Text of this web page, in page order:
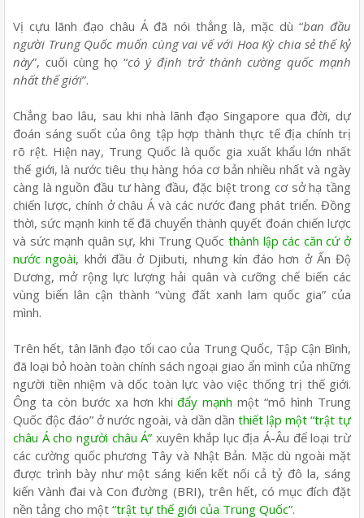
Vị cựu lãnh đạo châu Á đã nói thẳng là, mặc dù “ban đầu
người Trung Quốc muốn cùng vai vế với Hoa Kỳ chia sẻ thế kỷ
này”, cuối cùng họ “có ý định trở thành cường quốc mạnh
nhất thế giới”.
Chẳng bao lâu, sau khi nhà lãnh đạo Singapore qua đời, dự
đoán sáng suốt của ông tập hợp thành thực tế địa chính trị
rõ rệt. Hiện nay, Trung Quốc là quốc gia xuất khẩu lớn nhất
thế giới, là nước tiêu thụ hàng hóa cơ bản nhiều nhất và ngày
càng là nguồn đầu tư hàng đầu, đặc biệt trong cơ sở hạ tầng
chiến lược, chính ở châu Á và các nước đang phát triển. Đồng
thời, sức mạnh kinh tế đã chuyển thành quyết đoán chiến lược
và sức mạnh quân sự, khi Trung Quốc thành lập các căn cứ ở
nước ngoài, khởi đầu ở Djibuti, nhưng kín đáo hơn ở Ấn Độ
Dương, mở rộng lực lượng hải quân và cưỡng chế biến các
vùng biển lân cận thành “vùng đất xanh lam quốc gia” của
mình.
Trên hết, tân lãnh đạo tối cao của Trung Quốc, Tập Cận Bình,
đã loại bỏ hoàn toàn chính sách ngoại giao ẩn mình của những
người tiền nhiệm và dốc toàn lực vào việc thống trị thế giới.
Ông ta còn bước xa hơn khiđẩy mạnh một “mô hình Trung
Quốc độc đáo” ở nước ngoài, và dần dần thiết lập một “trật tự
châu Á cho người châu Á” xuyên khắp lục địa Á-Âu để loại trừ
các cường quốc phương Tây và Nhật Bản. Mặc dù ngoài mặt
được trình bày như một sáng kiến kết nối cả tỷ đô la, sáng
kiến Vành đai và Con đường (BRI), trên hết, có mục đích đặt
nền tảng cho một “trật tự thế giới của Trung Quốc”.